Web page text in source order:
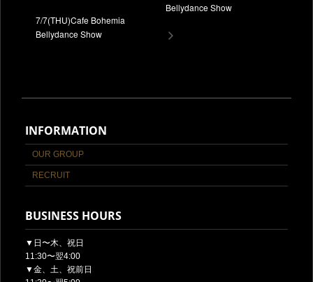
7/7(THU)Cafe Bohemia
Bellydance Show
Bellydance Show
INFORMATION
OUR GROUP
RECRUIT
BUSINESS HOURS
▼日〜木、祝日
11:30〜翌4:00
▼金、土、祝前日